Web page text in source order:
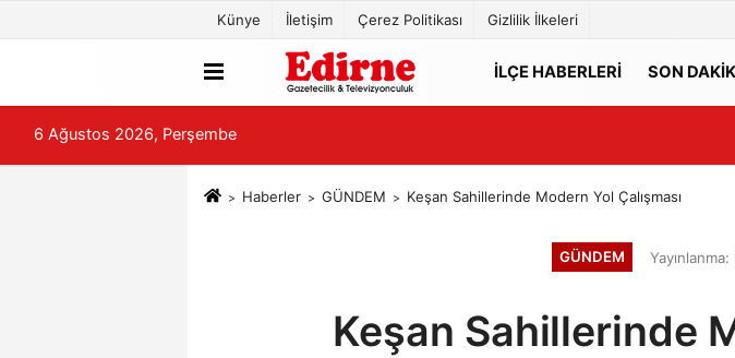
Künye İletişim Çerez Politikası Gizlilik İlkeleri
İLÇE HABERLERİ SON
6 Ağustos 2026, Perşembe
Haberler GÜNDEM Keşan Sahillerinde Modern Yol Çalışması
GÜNDEM
Keşan Sahillerinde